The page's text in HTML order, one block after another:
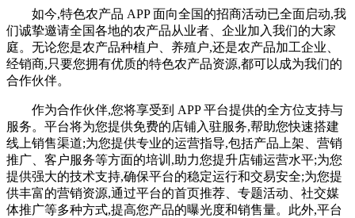
如今,特色农产品 APP 面向全国的招商活动已全面启动,我
们诚挚邀请全国各地的农产品从业者、企业加入我们的大家
庭。无论您是农产品种植户、养殖户,还是农产品加工企业、
经销商,只要您拥有优质的特色农产品资源,都可以成为我们的
合作伙伴。
作为合作伙伴,您将享受到 APP 平台提供的全方位支持与
服务。平台将为您提供免费的店铺入驻服务,帮助您快速搭建
线上销售渠道;为您提供专业的运营指导,包括产品上架、营销
推广、客户服务等方面的培训,助力您提升店铺运营水平;为您
提供强大的技术支持,确保平台的稳定运行和交易安全;为您提
供丰富的营销资源,通过平台的首页推荐、专题活动、社交媒
体推广等多种方式,提高您产品的曝光度和销售量。此外,平台